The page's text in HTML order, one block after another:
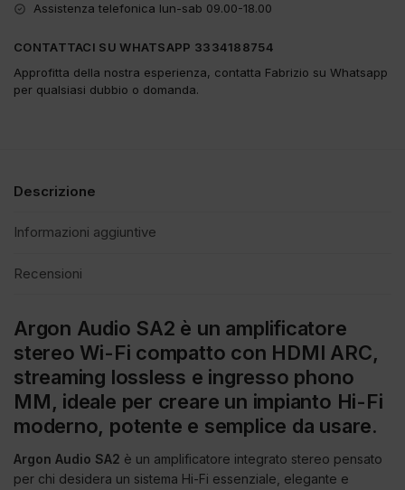
Assistenza telefonica lun-sab 09.00-18.00
CONTATTACI SU WHATSAPP 3334188754
Approfitta della nostra esperienza, contatta Fabrizio su Whatsapp
per qualsiasi dubbio o domanda.
Descrizione
Informazioni aggiuntive
Recensioni
Argon Audio SA2 è un amplificatore
stereo Wi-Fi compatto con HDMI ARC,
streaming lossless e ingresso phono
MM, ideale per creare un impianto Hi-Fi
moderno, potente e semplice da usare.
Argon Audio SA2 è un amplificatore integrato stereo pensato
per chi desidera un sistema Hi-Fi essenziale, elegante e